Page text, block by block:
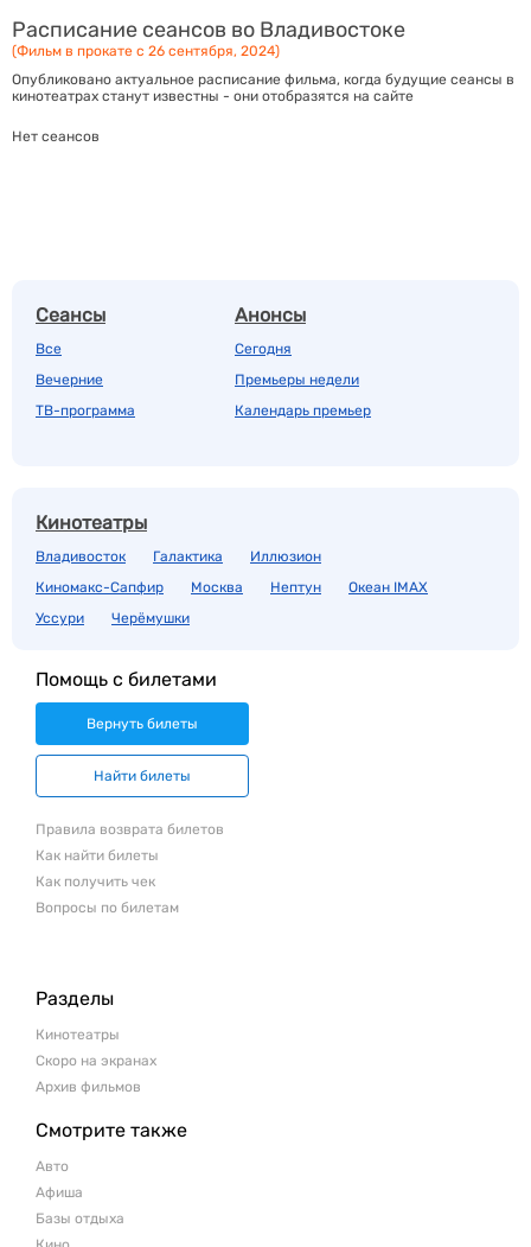
Расписание сеансов во Владивостоке
(Фильм в прокате с 26 сентября, 2024)
Опубликовано актуальное расписание фильма, когда будущие сеансы в
кинотеатрах станут известны - они отобразятся на сайте
Нет сеансов
Сеансы
Все
Вечерние
ТВ-программа
Анонсы
Сегодня
Премьеры недели
Календарь премьер
Кинотеатры
Владивосток Галактика
Иллюзион
Киномакс-Сапфир
Москва Нептун
Океан IMAX
Уссури
Черёмушки
Помощь с билетами
Вернуть билеты
Найти билеты
Правила возврата билетов
Как найти билеты
Как получить чек
Вопросы по билетам
Разделы
Кинотеатры
Скоро на экранах
Архив фильмов
Смотрите также
Авто
Афиша
Базы отдыха